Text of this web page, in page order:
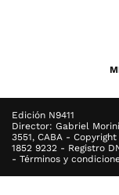
Edición N9411
Director: Gabriel
3551, CABA -
1852 9232 - Registro
- Términos y